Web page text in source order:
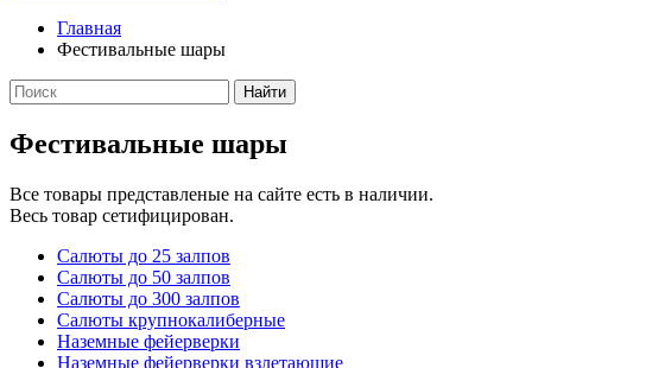
Главная
Фестивальные шары
Фестивальные шары
Все товары представленые на сайте есть в наличии.
Весь товар сетифицирован.
Салюты до 25 залпов
Салюты до 50 залпов
Салюты до 300 залпов
Салюты крупнокалиберные
Наземные фейерверки
Наземные фейерверки взлетающие